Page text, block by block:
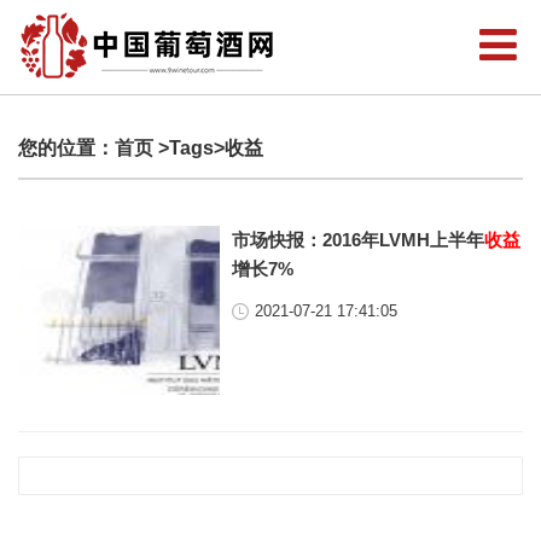
您的位置： 首页 >Tags>收益
市场快报：2016年LVMH上半年收益
增长7%
2021-07-21 17:41:05